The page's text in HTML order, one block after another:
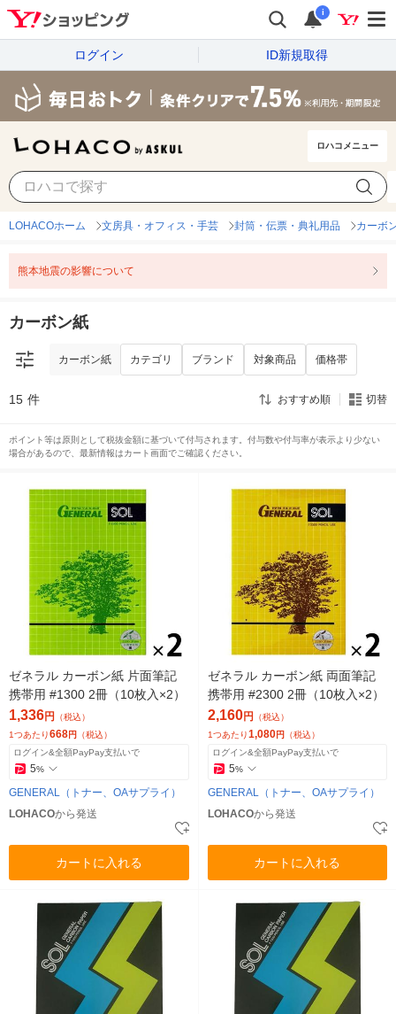
i
ログイン ID新規取得
ロハコメニュー
カーボン紙
LOHACOホーム 文房具・オフィス・手芸 封筒・伝票・典礼用品 カーボ
熊本地震の影響について
カーボン紙
カーボン紙 カテゴリ ブランド 対象商品 価格帯
15 件 おすすめ順 切替
ポイント等は原則として税抜金額に基づいて付与されます。付与数や付与率が表示より少ない
場合があるので、最新情報はカート画面でご確認ください。
ゼネラル カーボン紙 片面筆記
携帯用 #1300 2冊（10枚入×2）
1,336円 （税込）
1つあたり668円 （税込）
ログイン&全額PayPay支払いで
5%
GENERAL（トナー、OAサプライ）
LOHACOから発送
カートに入れる
ゼネラル カーボン紙 両面筆記
携帯用 #2300 2冊（10枚入×2）
2,160円 （税込）
1つあたり1,080円 （税込）
ログイン&全額PayPay支払いで
5%
GENERAL（トナー、OAサプライ）
LOHACOから発送
カートに入れる